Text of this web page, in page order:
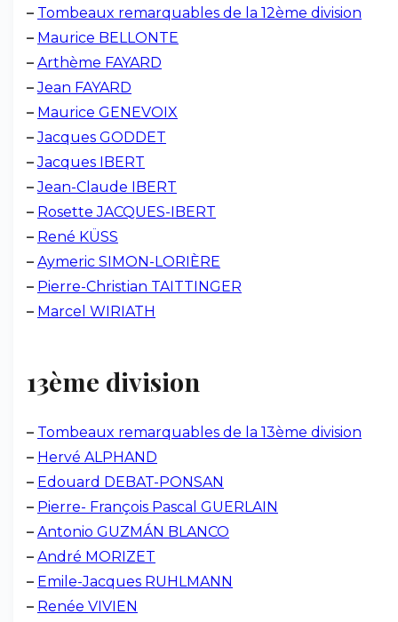
– Tombeaux remarquables de la 12ème division
– Maurice BELLONTE
– Arthème FAYARD
– Jean FAYARD
– Maurice GENEVOIX
– Jacques GODDET
– Jacques IBERT
– Jean-Claude IBERT
– Rosette JACQUES-IBERT
– René KÜSS
– Aymeric SIMON-LORIÈRE
– Pierre-Christian TAITTINGER
– Marcel WIRIATH
13ème division
– Tombeaux remarquables de la 13ème division
– Hervé ALPHAND
– Edouard DEBAT-PONSAN
– Pierre- François Pascal GUERLAIN
– Antonio GUZMÁN BLANCO
– André MORIZET
– Emile-Jacques RUHLMANN
– Renée VIVIEN